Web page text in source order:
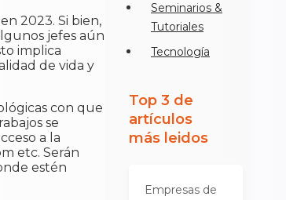
2023. Si bien,
jefes aún
implica
de vida y
con que
se
a la
etc. Serán
estén
Seminarios &
Tutoriales
Tecnología
Top 3 de
artículos
más leidos
Empresas de